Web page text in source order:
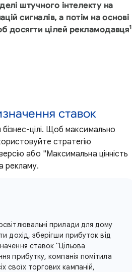
штучного інтелекту на
сигналів, а потім на основі
досягти цілей рекламодавця1
ставок
бізнес-цілі. Щоб максимально
стратегію
або "Максимальна цінність
рекламу.
прилади для дому
дохід, зберігши прибуток від
ставок "Цільова
прибутку, компанія помітила
своїх торгових кампаній,